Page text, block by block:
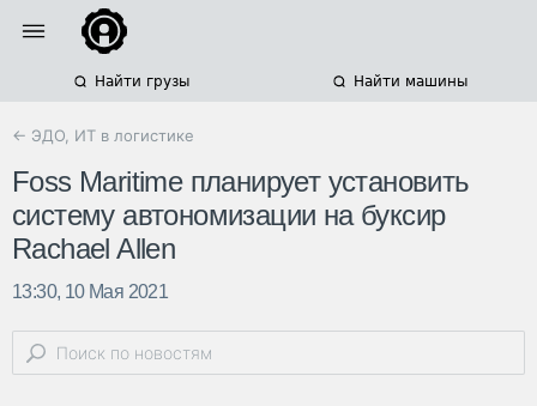
Найти грузы Найти машины
← ЭДО, ИТ в логистике
Foss Maritime планирует установить
систему автономизации на буксир
Rachael Allen
13:30, 10 Мая 2021